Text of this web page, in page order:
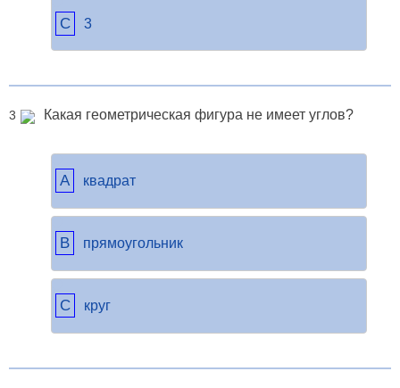
C 3
3 Какая геометрическая фигура не имеет углов?
A квадрат
B прямоугольник
C круг